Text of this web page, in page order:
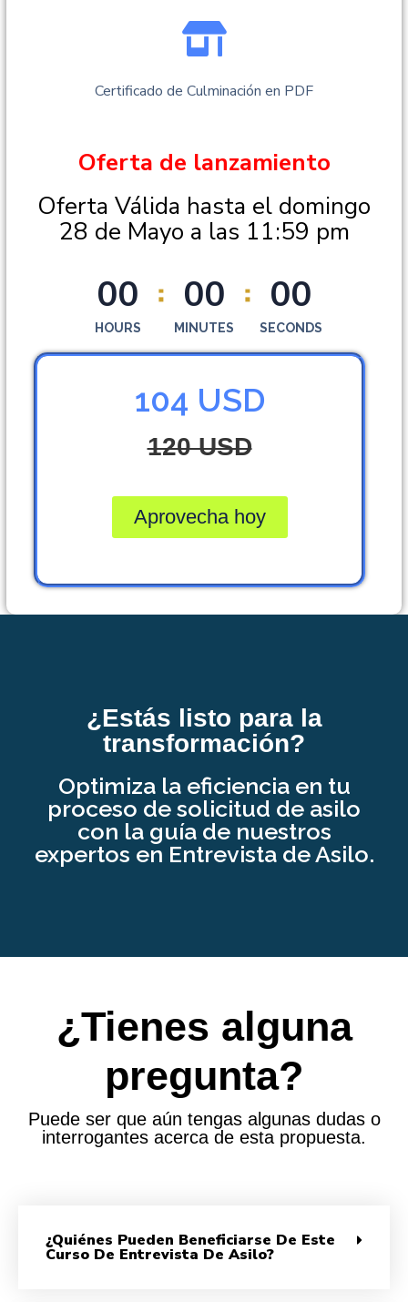
Certificado de Culminación en PDF
Oferta de lanzamiento
Oferta Válida hasta el domingo
28 de Mayo a las 11:59 pm
00
HOURS
00
MINUTES
00
SECONDS
104 USD
120 USD
Aprovecha hoy
¿Estás listo para la
transformación?
Optimiza la eficiencia en tu
proceso de solicitud de asilo
con la guía de nuestros
expertos en Entrevista de Asilo.
¿Tienes alguna
pregunta?
Puede ser que aún tengas algunas dudas o
interrogantes acerca de esta propuesta.
¿Quiénes Pueden Beneficiarse De Este
Curso De Entrevista De Asilo?